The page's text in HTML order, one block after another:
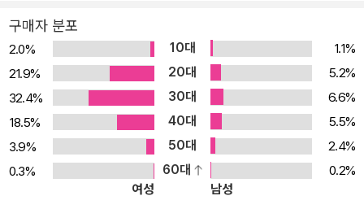
은 다른 결말을 기대한 독자들을 위해 다니엘 글라타우어가 쓸 수밖
에 없었던 소설이다. 독일에서 이례적으로 초판 10만 부를 인쇄했으
며 출간되자마자 〈슈피겔〉 베스트셀러에 올라, 다시 한번 전작의 열광
적인 반응이 이어질 것임을 예고했다. 가상공간을 벗어나 현실로 뛰
어든 그들, 당신이 ‘바로 그 사람’임을 확인하기 “많은 사람들이 나한
테 묻습니다. 그들이 한 번은 진짜 현실에서 만나는지. 내 대답은 이렇
습니다. 아뇨. 한 번이 아니라 여러 번 만나요!” _다니엘 글라타우어
고대하던 만남이 불발에 그치고 만 그날 이후 일 년여의 시간이 흐른
구매자 분포
2.0% 10대
1.1%
21.9%
20대
5.2%
32.4%
30대
6.6%
18.5%
40대
5.5%
3.9%
50대
2.4%
0.3%
60대
0.2%
여성
남성